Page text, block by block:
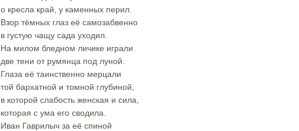
о кресла край, у каменных перил.
Взор тёмных глаз её самозабвенно
в густую чащу сада уходил.
На милом бледном личике играли
две тени от румянца под луной.
Глаза её таинственно мерцали
той бархатной и томной глубиной,
в которой слабость женская и сила,
которая с ума его сводила.
Иван Гаврилыч за её спиной